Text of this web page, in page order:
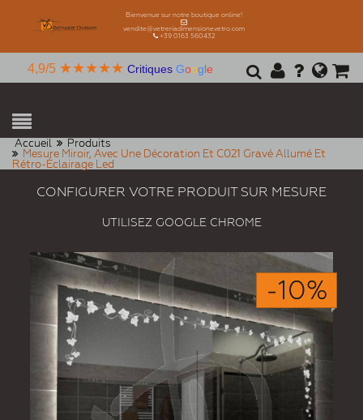
Bienvenue sur notre boutique online!
vendite@vetreriadimensionevetro.com
+39 0163 560432
4,9/5 ★★★★★ Critiques Google
Accueil
Produits
Mesure Miroir, Avec Une Décoration Et C021 Gravé Allumé Et
Rétro-Éclairage Led
CONFIGURER VOTRE PRODUIT SUR MESURE
UTILISEZ GOOGLE CHROME
-10%